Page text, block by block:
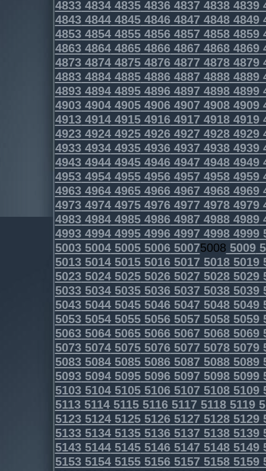
4833483448354836483748384839
4843484448454846484748484849
4853485448554856485748584859
4863486448654866486748684869
4873487448754876487748784879
4883488448854886488748884889
4893489448954896489748984899
4903490449054906490749084909
4913491449154916491749184919
4923492449254926492749284929
4933493449354936493749384939
4943494449454946494749484949
4953495449554956495749584959
4963496449654966496749684969
4973497449754976497749784979
4983498449854986498749884989
4993499449954996499749984999
500350045005500650075008 5009
5013501450155016501750185019
5023502450255026502750285029
5033503450355036503750385039
5043504450455046504750485049
5053505450555056505750585059
5063506450655066506750685069
5073507450755076507750785079
5083508450855086508750885089
5093509450955096509750985099
5103510451055106510751085109
5113511451155116511751185119
5123512451255126512751285129
5133513451355136513751385139
5143514451455146514751485149
5153515451555156515751585159